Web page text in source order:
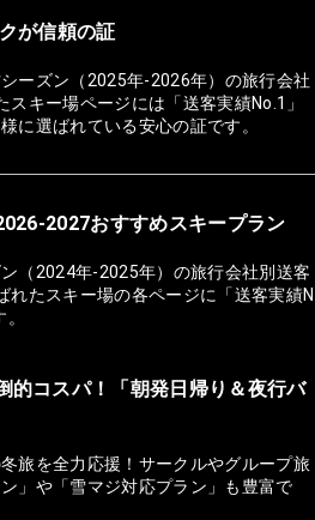
が信頼の証
ーズン（2025年-2026年）の旅行会社
キー場ページには「送客実績No.1」
に選ばれている安心の証です。
2027おすすめスキープラン
（2024年-2025年）の旅行会社別送客
れたスキー場の各ページに「送客実績N
コスパ！「朝発日帰り＆夜行バ
旅を全力応援！サークルやグループ旅
」や「雪マジ対応プラン」も豊富で